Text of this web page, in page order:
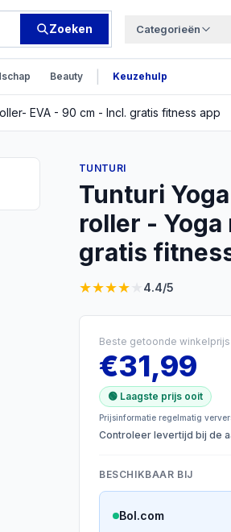
Zoeken Categorieën
Beauty Keuzehulp
EVA - 90 cm - Incl. gratis fitness app
TUNTURI
Tunturi
roller - Yoga
gratis
★★★★ 4.4/5
Beste getoonde winkelprijs
€31,99
🟢 Laagste prijs ooit
Prijsinformatie regelmatig
Controleer levertijd bij de
BESCHIKBAAR BIJ
Bol.com